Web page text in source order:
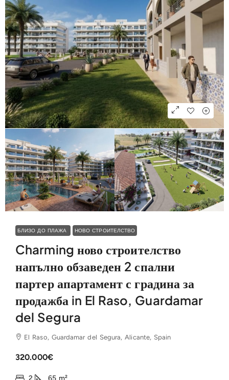
БЛИЗО ДО ПЛАЖА НОВО СТРОИТЕЛСТВО
Charming ново строителство
напълно обзаведен 2 спални
партер апартамент с градина за
продажба in El Raso, Guardamar
del Segura
El Raso, Guardamar del Segura, Alicante, Spain
320.000€
2 65 m²